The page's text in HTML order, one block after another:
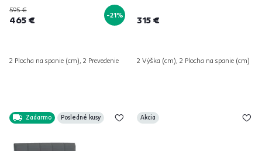
595 €
465 € -21%
2 Plocha na spanie (cm), 2 Prevedenie
315 €
2 Výška (cm), 2 Plocha na spanie (cm)
Zadarmo Posledné kusy Akcia